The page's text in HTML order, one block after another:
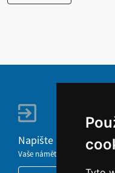
Napište nám
Vaše náměty, komentáře,